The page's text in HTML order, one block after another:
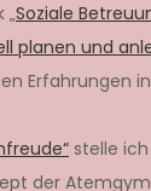
„Soziale
planen und
Erfahrungen
stelle
der